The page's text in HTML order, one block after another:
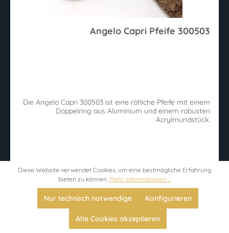
Angelo Capri Pfeife 300503
Die Angelo Capri 300503 ist eine rötliche Pfeife mit einem
Doppelring aus Aluminium und einem robusten
Acrylmundstück.
Sofort verfügbar, Versandweg: 1-2 Werktage
Diese Website verwendet Cookies, um eine bestmögliche Erfahrung
bieten zu können. Mehr Informationen ...
Nur technisch notwendige Konfigurieren
Alle Cookies akzeptieren